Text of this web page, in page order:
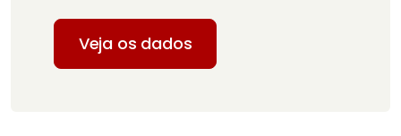
Veja os dados